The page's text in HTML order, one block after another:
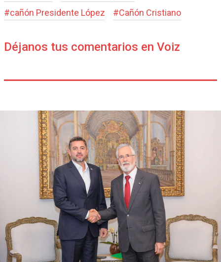
#cañón Presidente López #Cañón Cristiano
Déjanos tus comentarios en Voiz